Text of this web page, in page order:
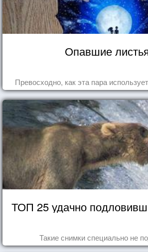
Опавшие
Превосходно, как эта пара
ТОП 25 удачно
Такие снимки специально не